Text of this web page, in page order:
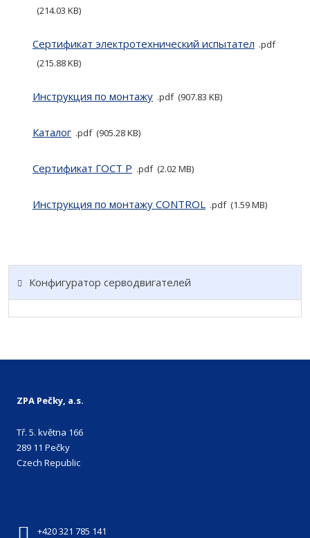
214.03 KB
Cертификат электротехнический испытател pdf
215.88 KB
Инструкция по монтажу pdf 907.83 KB
Каталог pdf 905.28 KB
Сертификат ГОСТ P pdf 2.02 MB
Инструкция по монтажу CONTROL pdf 1.59 MB
Конфигуратор серводвигателей
ZPA Pečky, a.s.
Tř. 5. května 166
289 11 Pečky
Czech Republic
+420 321 785 141